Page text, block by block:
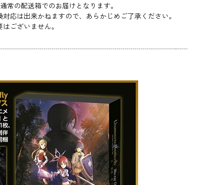
の配送箱でのお届けとなります。
応は出来かねますので、あらかじめご了承ください。
ございません。